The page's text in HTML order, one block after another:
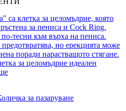
са клетка за целомъдрие, която
за пениса и Cock Ring.
по-тесни към върха на пениса.
но ерекцията може
поради нарастващото стягане.
за целомъдрие идеален
за пазаруване